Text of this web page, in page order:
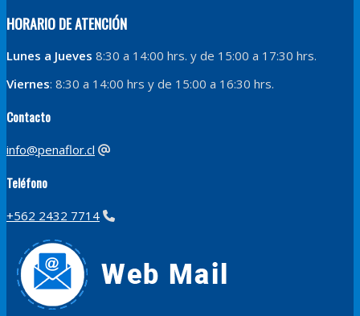
HORARIO DE ATENCIÓN
Lunes a Jueves 8:30 a 14:00 hrs. y de 15:00 a 17:30 hrs.
Viernes: 8:30 a 14:00 hrs y de 15:00 a 16:30 hrs.
Contacto
info@penaflor.cl
Teléfono
+562 2432 7714